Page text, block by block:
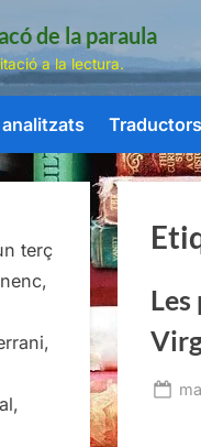
de la paraula
a la lectura.
Les
terç